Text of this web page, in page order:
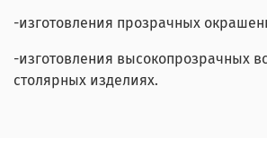
-изготовления прозрачных
-изготовления высокопрозрачных
столярных изделиях.